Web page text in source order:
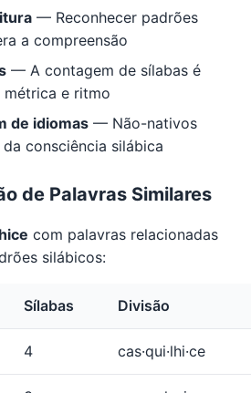
— Reconhecer padrões
a compreensão
— A contagem de sílabas é
métrica e ritmo
de idiomas — Não-nativos
consciência silábica
de Palavras Similares
com palavras relacionadas
silábicos:
Sílabas Divisão
4 cas·qui·lhi·ce